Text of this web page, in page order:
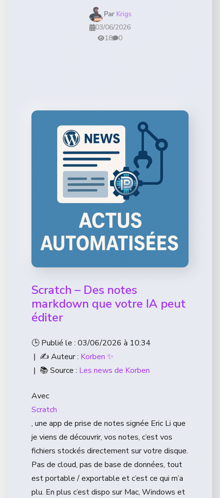
Par Krigs
03/06/2026
18
0
Scratch – Des notes
markdown que votre IA peut
éditer
🕒 Publié le : 03/06/2026 à 10:34
| ✍️ Auteur : Korben ✨
| 📚 Source : Les news de Korben
Avec
Scratch
, une app de prise de notes signée Eric Li que
je viens de découvrir, vos notes, c’est vos
fichiers stockés directement sur votre disque.
Pas de cloud, pas de base de données, tout
est portable / exportable et c’est ce qui m’a
plu. En plus c’est dispo sur Mac, Windows et